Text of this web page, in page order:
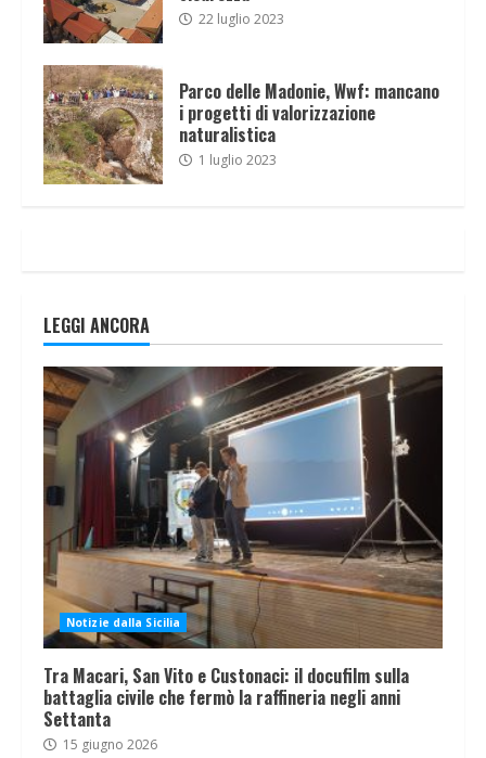
22 luglio 2023
Parco delle Madonie, Wwf: mancano
i progetti di valorizzazione
naturalistica
1 luglio 2023
LEGGI ANCORA
Notizie dalla Sicilia
Tra Macari, San Vito e Custonaci: il docufilm sulla
battaglia civile che fermò la raffineria negli anni
Settanta
15 giugno 2026